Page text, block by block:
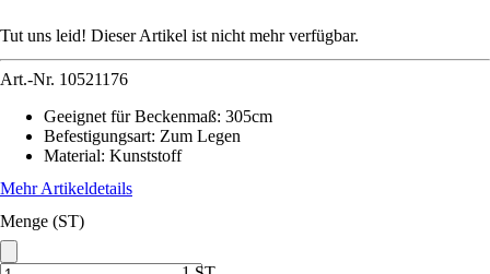
Tut uns leid! Dieser Artikel ist nicht mehr verfügbar.
Art.-Nr. 10521176
Geeignet für Beckenmaß: 305cm
Befestigungsart: Zum Legen
Material: Kunststoff
Mehr Artikeldetails
Menge (ST)